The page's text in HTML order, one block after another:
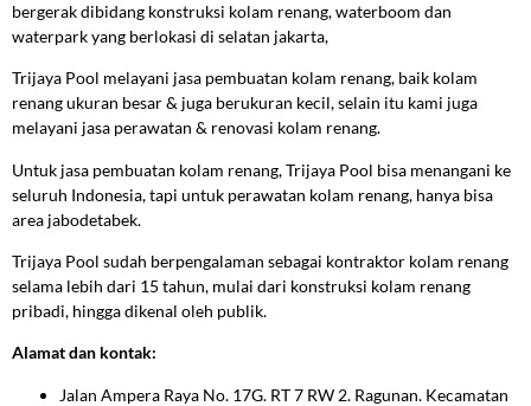
bergerak dibidang konstruksi kolam renang, waterboom dan
waterpark yang berlokasi di selatan jakarta,
Trijaya Pool melayani jasa pembuatan kolam renang, baik kolam
renang ukuran besar & juga berukuran kecil, selain itu kami juga
melayani jasa perawatan & renovasi kolam renang.
Untuk jasa pembuatan kolam renang, Trijaya Pool bisa menangani ke
seluruh Indonesia, tapi untuk perawatan kolam renang, hanya bisa
area jabodetabek.
Trijaya Pool sudah berpengalaman sebagai kontraktor kolam renang
selama lebih dari 15 tahun, mulai dari konstruksi kolam renang
pribadi, hingga dikenal oleh publik.
Alamat dan kontak:
Jalan Ampera Raya No. 17G. RT 7 RW 2. Ragunan. Kecamatan